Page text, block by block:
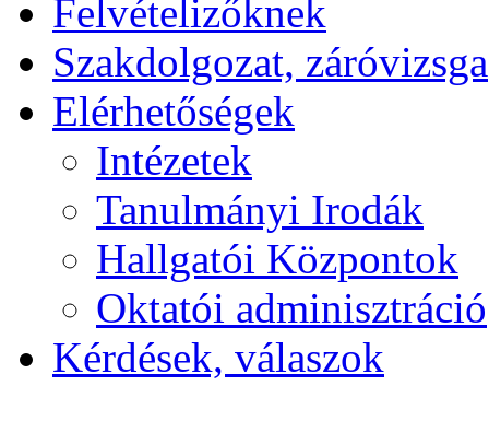
Felvételizőknek
Szakdolgozat, záróvizsga
Elérhetőségek
Intézetek
Tanulmányi Irodák
Hallgatói Központok
Oktatói adminisztráció
Kérdések, válaszok